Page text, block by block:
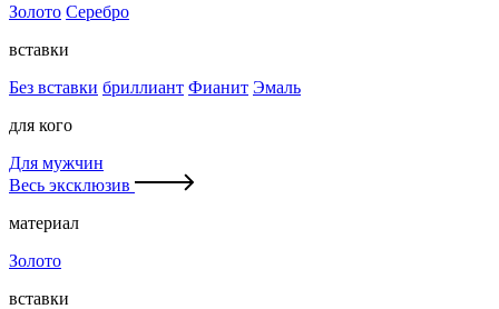
Золото Серебро
вставки
Без вставки бриллиант Фианит Эмаль
для кого
Для мужчин
Весь эксклюзив
материал
Золото
вставки